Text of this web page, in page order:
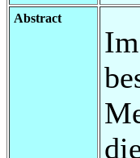
Abstract